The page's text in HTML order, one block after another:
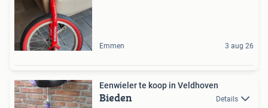
Emmen 3 aug 26
Eenwieler te koop in Veldhoven
Bieden Details